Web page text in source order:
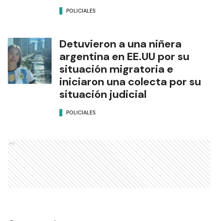
POLICIALES
Detuvieron a una niñera
argentina en EE.UU por su
situación migratoria e
iniciaron una colecta por su
situación judicial
POLICIALES
Ads